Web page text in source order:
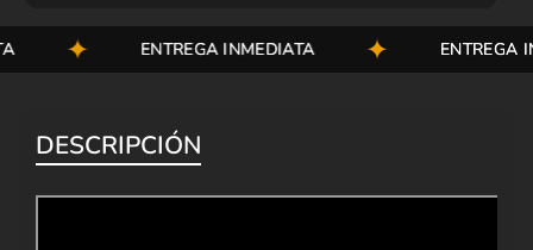
ENTREGA INMEDIATA ENTREGA
DESCRIPCIÓN